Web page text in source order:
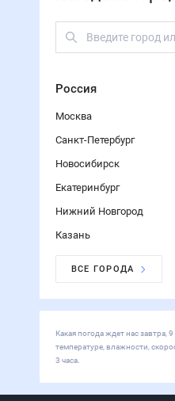
Россия
Москва
Санкт-Петербург
Новосибирск
Екатеринбург
Нижний Новгород
Казань
ВСЕ ГОРОДА
Какая погода ждет нас
температуре, влажности,
3 часа.